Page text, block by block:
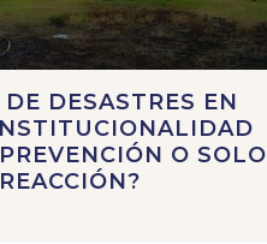
DESASTRES EN
O SOLO